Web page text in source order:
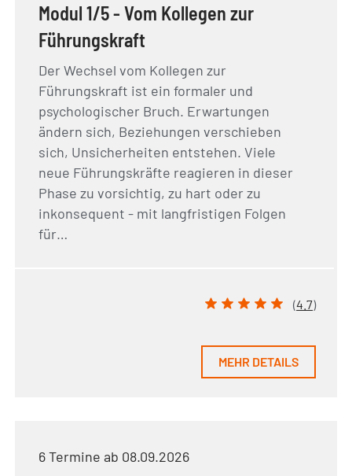
Modul 1/5 - Vom Kollegen zur
Führungskraft
Der Wechsel vom Kollegen zur
Führungskraft ist ein formaler und
psychologischer Bruch. Erwartungen
ändern sich, Beziehungen verschieben
sich, Unsicherheiten entstehen. Viele
neue Führungskräfte reagieren in dieser
Phase zu vorsichtig, zu hart oder zu
inkonsequent - mit langfristigen Folgen
für…
(4.7)
MEHR DETAILS
6 Termine ab 08.09.2026